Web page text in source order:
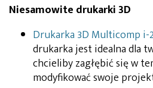
Niesamowite drukarki 3D
Drukarka 3D Multicomp i-
drukarka jest idealna dla
chcieliby zagłębić się w
modyfikować swoje